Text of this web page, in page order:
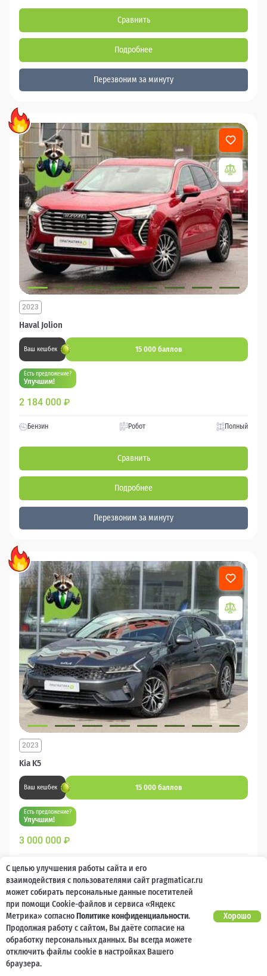
Сравнить
Подробнее
Перезвоним за минуту
Haval Jolion
2023
Ваш кешбек 15 000 баллов
Есть предложение?
Улучшим!
2 184 000 ₽
Бензин Робот Полный
Сравнить
Подробнее
Перезвоним за минуту
Kia K5
2023
Ваш кешбек 15 000 баллов
Есть предложение?
Улучшим!
3 000 000 ₽
Бензин Автомат
Сравнить
Подробнее
Перезвоним за минуту
С целью улучшения работы сайта и его
взаимодействия с пользователями сайт pragmaticar.ru
может собирать персональные данные посетителей
при помощи Cookie-файлов и сервиса «Яндекс
Метрика» согласноПолитике конфиденциальности.
Продолжая работу с сайтом, Вы даёте согласие на
обработку персональных данных. Вы всегда можете
отключить файлы cookie в настройках Вашего
браузера.
Хорошо